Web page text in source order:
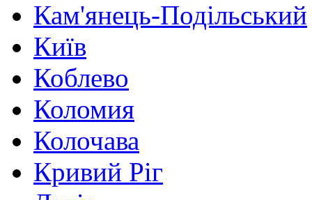
Кам'янець-Подільський
Київ
Коблево
Коломия
Колочава
Кривий Ріг